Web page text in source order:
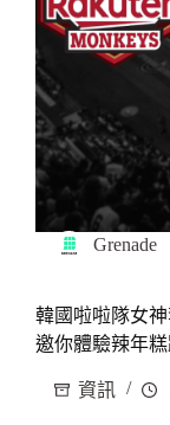
Grenade
韓國啦啦隊女
邀你體驗辣年
資訊